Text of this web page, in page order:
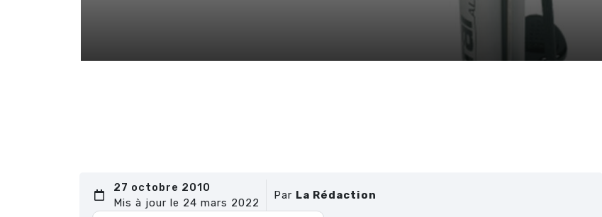
27 octobre 2010
Mis à jour le 24 mars 2022
Par La Rédaction